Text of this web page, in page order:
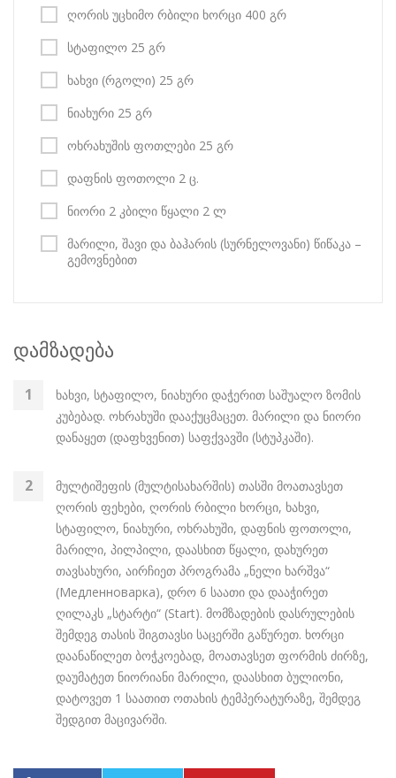
ღორის უცხიმო რბილი ხორცი 400 გრ
სტაფილო 25 გრ
ხახვი (რგოლი) 25 გრ
ნიახური 25 გრ
ოხრახუშის ფოთლები 25 გრ
დაფნის ფოთოლი 2 ც.
ნიორი 2 კბილი წყალი 2 ლ
მარილი, შავი და ბაჰარის (სურნელოვანი) წიწაკა –
გემოვნებით
დამზადება
ხახვი, სტაფილო, ნიახური დაჭერით საშუალო ზომის
კუბებად. ოხრახუში დააქუცმაცეთ. მარილი და ნიორი
დანაყეთ (დაფხვენით) საფქვავში (სტუპკაში).
მულტიშეფის (მულტისახარშის) თასში მოათავსეთ
ღორის ფეხები, ღორის რბილი ხორცი, ხახვი,
სტაფილო, ნიახური, ოხრახუში, დაფნის ფოთოლი,
მარილი, პილპილი, დაასხით წყალი, დახურეთ
თავსახური, აირჩიეთ პროგრამა „ნელი ხარშვა“
(Медленноварка), დრო 6 საათი და დააჭირეთ
ღილაკს „სტარტი“ (Start). მომზადების დასრულების
შემდეგ თასის შიგთავსი საცერში გაწურეთ. ხორცი
დაანაწილეთ ბოჭკოებად, მოათავსეთ ფორმის ძირზე,
დაუმატეთ ნიორიანი მარილი, დაასხით ბულიონი,
დატოვეთ 1 საათით ოთახის ტემპერატურაზე, შემდეგ
შედგით მაცივარში.